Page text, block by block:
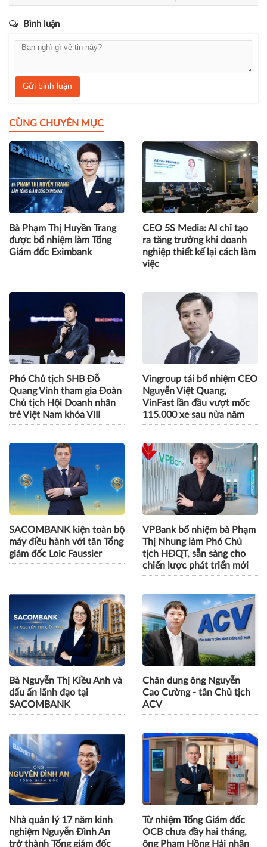
Bình luận
Gửi bình luận
CÙNG CHUYÊN MỤC
Bà Phạm Thị Huyền Trang
được bổ nhiệm làm Tổng
Giám đốc Eximbank
CEO 5S Media: AI chỉ tạo
ra tăng trưởng khi doanh
nghiệp thiết kế lại cách làm
việc
Phó Chủ tịch SHB Đỗ
Quang Vinh tham gia Đoàn
Chủ tịch Hội Doanh nhân
trẻ Việt Nam khóa VIII
Vingroup tái bổ nhiệm CEO
Nguyễn Việt Quang,
VinFast lần đầu vượt mốc
115.000 xe sau nửa năm
SACOMBANK kiện toàn bộ
máy điều hành với tân Tổng
giám đốc Loic Faussier
VPBank bổ nhiệm bà Phạm
Thị Nhung làm Phó Chủ
tịch HĐQT, sẵn sàng cho
chiến lược phát triển mới
Bà Nguyễn Thị Kiều Anh và
dấu ấn lãnh đạo tại
SACOMBANK
Chân dung ông Nguyễn
Cao Cường - tân Chủ tịch
ACV
Nhà quản lý 17 năm kinh
nghiệm Nguyễn Đình An
trở thành Tổng giám đốc
Từ nhiệm Tổng Giám đốc
OCB chưa đầy hai tháng,
ông Phạm Hồng Hải nhận